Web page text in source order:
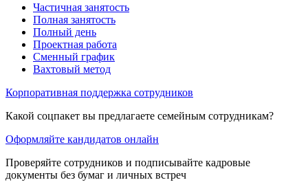
Частичная занятость
Полная занятость
Полный день
Проектная работа
Сменный график
Вахтовый метод
Корпоративная поддержка сотрудников
Какой соцпакет вы предлагаете семейным сотрудникам?
Оформляйте кандидатов онлайн
Проверяйте сотрудников и подписывайте кадровые
документы без бумаг и личных встреч